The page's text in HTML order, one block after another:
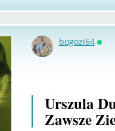
bogozi64
Urszula
Zawsze